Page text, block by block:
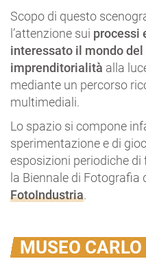
Scopo di questo
l’attenzione sui processi
interessato il mondo
imprenditorialità alla
mediante un percorso
multimediali.
Lo spazio si compone
sperimentazione e di
esposizioni periodiche
la Biennale di Fotografia
FotoIndustria.
MUSEO